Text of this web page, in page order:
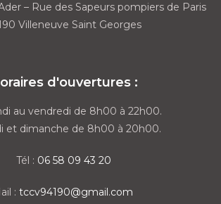
– Rue des Sapeurs pompiers de Paris
Villeneuve Saint Georges
d'ouvertures :
au vendredi de 8h00 à 22h00.
et dimanche de 8h00 à 20h00.
Tél : 06 58 09 43 20
: tccv94190@gmail.com